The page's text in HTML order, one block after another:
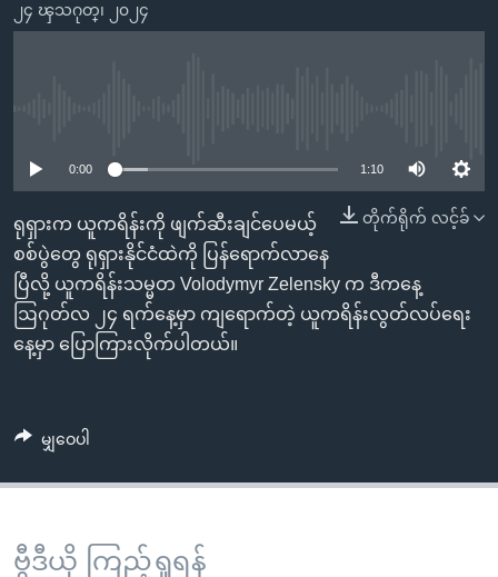
သို့
စာမျက်နှာ
သို့
ကျော်
ကြည့်
ရန်
နေရာ
အစ္စရေး-ပါလက်စတိုင်း
အင်္ဂလိပ်စာလေ့လာမယ်
ဗွီအိုအေ လူမှုကွန်ယက်များ
၂၄ ၾသဂုတ္၊ ၂၀၂၄
0:00 1:10
တိုက်ရိုက် လင့်ခ်
ရုရှားက ယူကရိန်းကို ဖျက်ဆီးချင်ပေမယ့်
စစ်ပွဲတွေ ရုရှားနိုင်ငံထဲကို ပြန်ရောက်လာနေ
ပြီလို့ ယူကရိန်းသမ္မတ Volodymyr Zelensky က ဒီကနေ့
ဩဂုတ်လ ၂၄ ရက်နေ့မှာ ကျရောက်တဲ့ ယူကရိန်းလွတ်လပ်ရေး
နေ့မှာ ပြောကြားလိုက်ပါတယ်။
မျှဝေပါ
ဗွီဒီယို ကြည့်ရှုရန်